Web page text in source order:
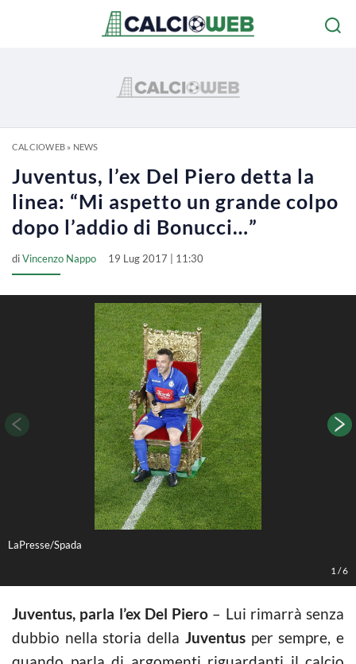
CALCIOWEB» NEWS
Juventus, l’ex Del Piero detta la
linea: “Mi aspetto un grande colpo
dopo l’addio di Bonucci…”
diVincenzo Nappo 19 Lug 2017 | 11:30
LaPresse/Spada
1 /6
Juventus, parla l’ex Del Piero – Lui rimarrà senza
dubbio nella storia della Juventusper sempre, e